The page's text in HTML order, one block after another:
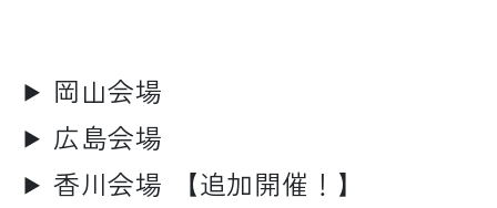
岡山会場
広島会場
香川会場 【追加開催！】